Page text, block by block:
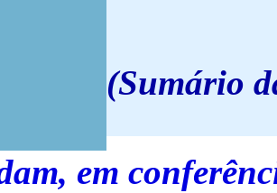
(Sumário
em